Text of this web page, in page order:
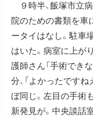
９時半、飯塚市立
院のための書類を車
ータイはなし。駐車
はいた。病室に上が
護師さん「手術でき
分、「よかったです
ぼ同じ。左目の手術
新発見が。中央談話